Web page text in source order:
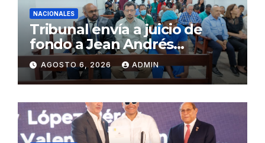
NACIONALES
Tribunal envía a juicio de
fondo a Jean Andrés
Pumarol y tres meses de
prisión preventiva
AGOSTO 6, 2026 ADMIN